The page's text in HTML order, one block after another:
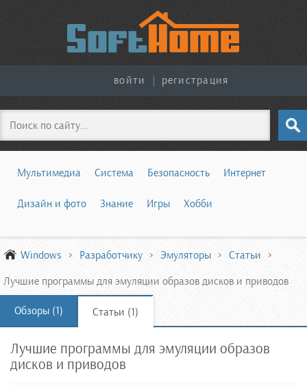
войти регистрация
Поиск
Мультимедиа Система Безопасность Интернет
Дизайн и фото Знание Игры Хобби
Windows Разработчику Эмуляторы
Статьи
Лучшие программы для эмуляции образов дисков и приводов
Обзоры (1) Статьи (1)
Лучшие программы для эмуляции образов
дисков и приводов